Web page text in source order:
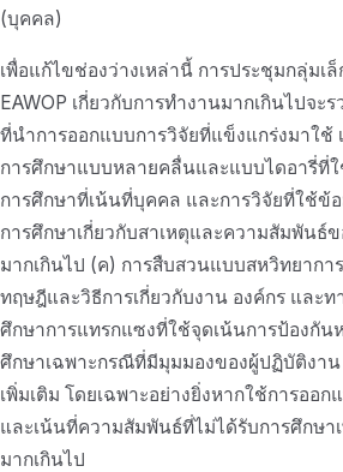
(บุคคล)
เพื่อแก้ไขช่องว่างเหล่านี้ การประชุมกลุ่มเ
EAWOP เกี่ยวกับการทำงานมากเกินไปจะ
ที่นำการออกแบบการวิจัยที่แข็งแกร่งมาใช้
การศึกษาแบบหลายคลื่นและแบบไดอารี่ที่
การศึกษาที่เน้นที่บุคคล และการวิจัยที่ใช้ข้
การศึกษาเกี่ยวกับสาเหตุและความสัมพันธ์
มากเกินไป (ค) การสืบสวนแบบสหวิทยากา
ทฤษฎีและวิธีการเกี่ยวกับงาน องค์กร และ
ศึกษาการแทรกแซงที่ใช้จุดเน้นการป้องกัน
ศึกษาเฉพาะกรณีที่มีมุมมองของผู้ปฏิบัติงา
เพิ่มเติม โดยเฉพาะอย่างยิ่งหากใช้การออ
และเน้นที่ความสัมพันธ์ที่ไม่ได้รับการศึกษา
มากเกินไป